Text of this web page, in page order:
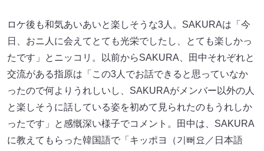
ロケ後も和気あいあいと楽しそうな3人。SAKURAは「今
日、おニ人に会えてとても光栄でしたし、とても楽しかっ
たです」とニッコリ。以前からSAKURA、田中それぞれと
交流がある指原は「この3人でお話できると思っていなか
ったので何よりうれしいし、SAKURAがメンバー以外の人
と楽しそうに話している姿を初めて見られたのもうれしか
ったです」と感慨深い様子でコメント。田中は、SAKURA
に教えてもらった韓国語で「キッポヨ（기뻐요／日本語